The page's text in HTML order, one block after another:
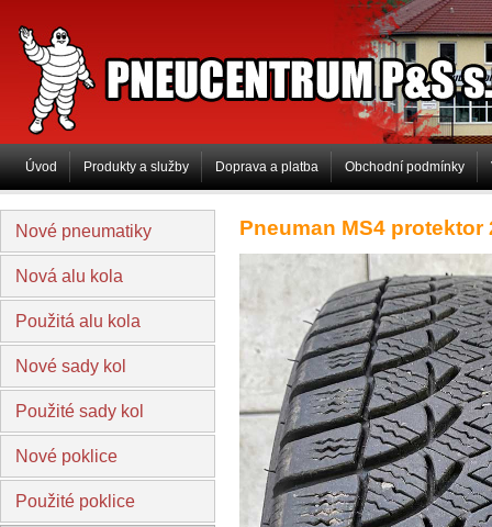
PNEUCENTRUM P&S
Úvod Produkty a služby Doprava a platba Obchodní podmínky
Nové pneumatiky
Nová alu kola
Použitá alu kola
Nové sady kol
Použité sady kol
Nové poklice
Použité poklice
Pneuman MS4 protektor